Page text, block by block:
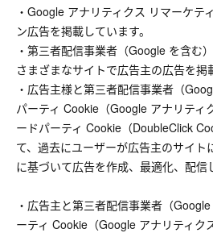
・Google アナリティクス リマーケテ
ン広告を掲載しています。
・第三者配信事業者（Google を含む
さまざまなサイトで広告主の広告を掲
・広告主様と第三者配信事業者（
パーティ Cookie（Google アナリティ
ードパーティ Cookie（DoubleClick
て、過去にユーザーが広告主のサイト
に基づいて広告を作成、最適化、配信
・広告主と第三者配信事業者（
ーティ Cookie（Google アナリティク